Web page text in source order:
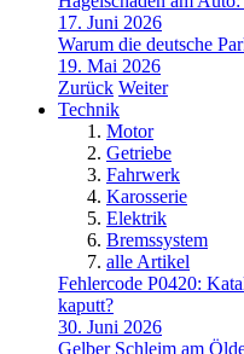
17. Juni 2026
Warum die deutsche
19. Mai 2026
Zurück Weiter
Technik
Motor
Getriebe
Fahrwerk
Karosserie
Elektrik
Bremssystem
alle Artikel
Fehlercode P0420:
kaputt?
30. Juni 2026
Gelber Schleim am